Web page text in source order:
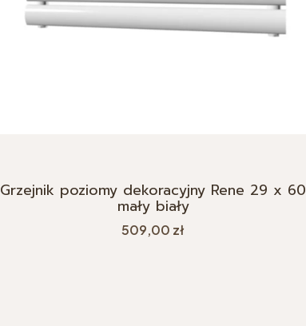
Grzejnik poziomy dekoracyjny Rene 29 x 60
mały biały
Cena
509,00 zł